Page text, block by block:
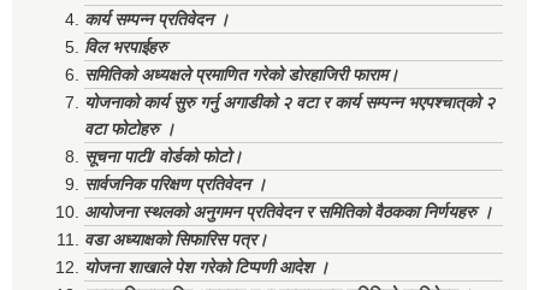
कार्य सम्पन्न प्रतिवेदन ।
विल भरपाईहरु
समितिको अध्यक्षले प्रमाणित गरेको डोरहाजिरी फाराम।
योजनाको कार्य सुरु गर्नु अगाडीको २ वटा र कार्य सम्पन्न भएपश्चात्‌को २
वटा फोटोहरु ।
सूचना पाटी/ वोर्डको फोटो।
सार्वजनिक परिक्षण प्रतिवेदन ।
आयोजना स्थलको अनुगमन प्रतिवेदन र समितिको वैठकका निर्णयहरु ।
वडा अध्याक्षको सिफारिस पत्र।
योजना शाखाले पेश गरेको टिप्पणी आदेश ।